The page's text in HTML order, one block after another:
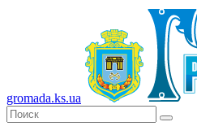
gromada.ks.ua